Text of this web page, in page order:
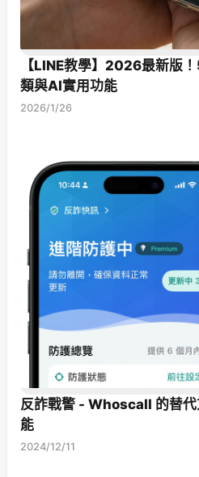
【LINE教學】2026最新版
類與AI實用功能
2026/1/26
反詐戰警 - Whoscall 的替代
能
2024/12/11